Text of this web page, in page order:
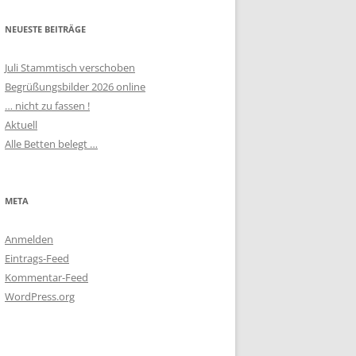
NEUESTE BEITRÄGE
Juli Stammtisch verschoben
Begrüßungsbilder 2026 online
… nicht zu fassen !
Aktuell
Alle Betten belegt …
META
Anmelden
Eintrags-Feed
Kommentar-Feed
WordPress.org